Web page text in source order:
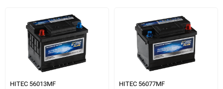
HITEC 56013MF HITEC 56077MF